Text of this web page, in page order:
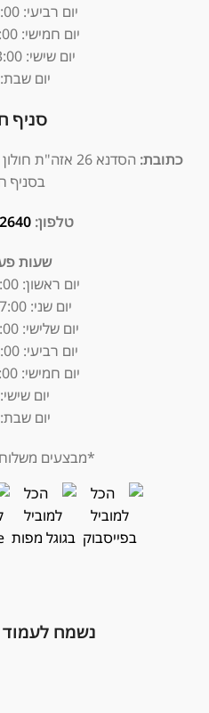
יום רביעי: 18:00–07:30
יום חמישי: 18:00–07:30
יום שישי: 13:00–08:30
יום
סניף
כתובת:
הסדנא 26
בסניף
טלפון:
שעות
יום ראשון: 17:00–08:30
יום שני: 17:00–08:30
יום שלישי: 17:00–08:30
יום רביעי: 17:00–08:30
יום חמישי: 17:00–08:30
יום
יום
*מבצעים
נשמח